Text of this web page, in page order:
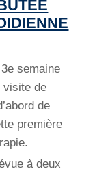
semaine
visite de
de
première
à deux